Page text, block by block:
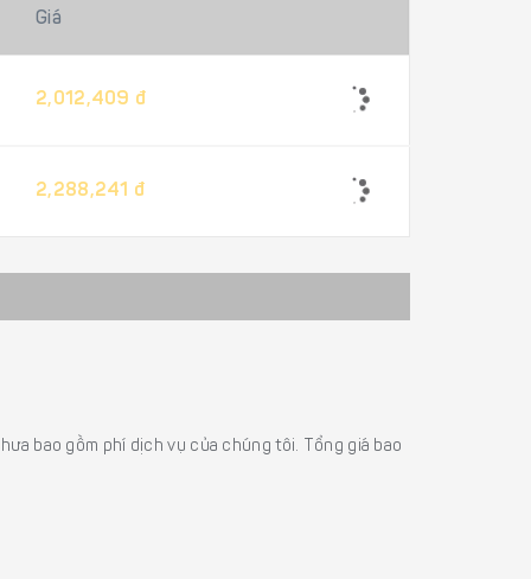
Giá
2,012,409 đ
2,288,241 đ
bao gồm phí dịch vụ của chúng tôi. Tổng giá bao